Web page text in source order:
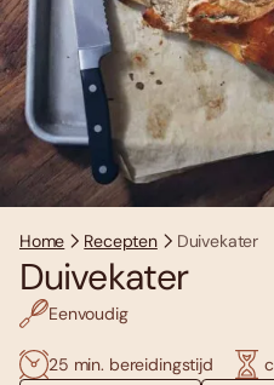
Home Recepten Duivekater
Duivekater
Eenvoudig
25 min. bereidingstijd